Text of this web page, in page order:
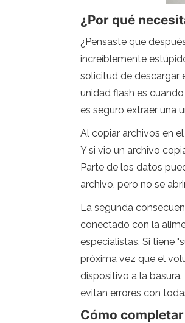
¿Por qué
¿Pensaste que
increíblemente
solicitud de descargar
unidad flash es
es seguro extraer una
Al copiar archivos en
Y si vio un archivo
Parte de los datos
archivo, pero no se
La segunda
conectado con la
especialistas. Si tiene
próxima vez que el
dispositivo a la
evitan errores con
Cómo